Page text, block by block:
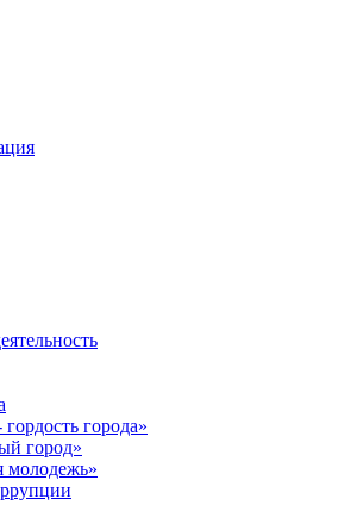
города»
город»
молодежь»